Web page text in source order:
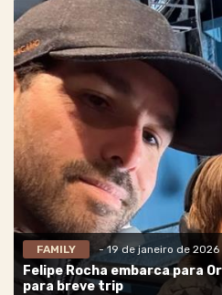
FAMILY - 19 de janeiro de 2026
Felipe Rocha embarca para
para breve trip